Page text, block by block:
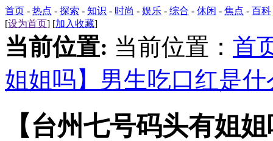
首页 - 热点 - 探索 - 知识 - 时尚 - 娱乐 - 综合 - 休闲 - 焦点 - 百科
[设为首页] [加入收藏]
当前位置: 当前位置： 首
姐姐吗】男生吃口红是什
【台州七号码头有姐